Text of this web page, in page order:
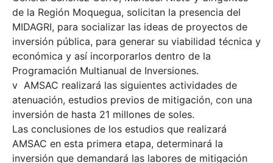
de la Región Moquegua, solicitan la presencia del
MIDAGRI, para socializar las ideas de proyectos de
inversión pública, para generar su viabilidad técnica y
económica y así incorporarlos dentro de la
Programación Multianual de Inversiones.
v AMSAC realizará las siguientes actividades de
atenuación, estudios previos de mitigación, con una
inversión de hasta 21 millones de soles.
Las conclusiones de los estudios que realizará
AMSAC en esta primera etapa, determinará la
inversión que demandará las labores de mitigación